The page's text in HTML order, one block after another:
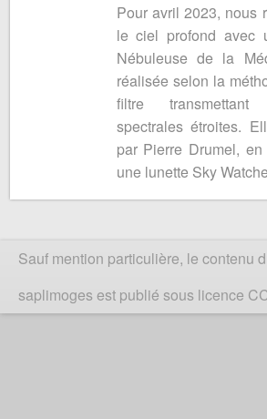
Pour avril 2023, nous
le ciel profond avec
Nébuleuse de la
réalisée selon la
filtre
spectrales étroites.
par Pierre Drumel,
une lunette Sky
Sauf mention particulière, le contenu
saplimoges est publié sous licence